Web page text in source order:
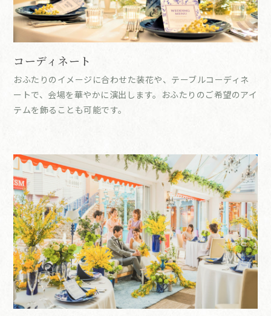
コーディネート
おふたりのイメージに合わせた装花や、テーブルコーディネ
ートで、会場を華やかに演出します。おふたりのご希望のアイ
テムを飾ることも可能です。